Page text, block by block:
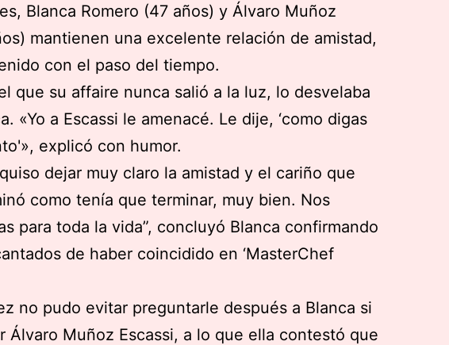
Blanca Romero (47 años) y Álvaro Muñoz
mantienen una excelente relación de amistad,
con el paso del tiempo.
que su affaire nunca salió a la luz, lo desvelaba
«Yo a Escassi le amenacé. Le dije, ‘como digas
explicó con humor.
dejar muy claro la amistad y el cariño que
como tenía que terminar, muy bien. Nos
para toda la vida”, concluyó Blanca confirmando
de haber coincidido en ‘MasterChef
no pudo evitar preguntarle después a Blanca si
Álvaro Muñoz Escassi, a lo que ella contestó que